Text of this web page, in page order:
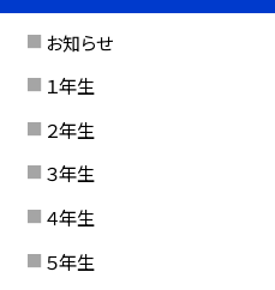
お知らせ
１年生
２年生
３年生
４年生
５年生